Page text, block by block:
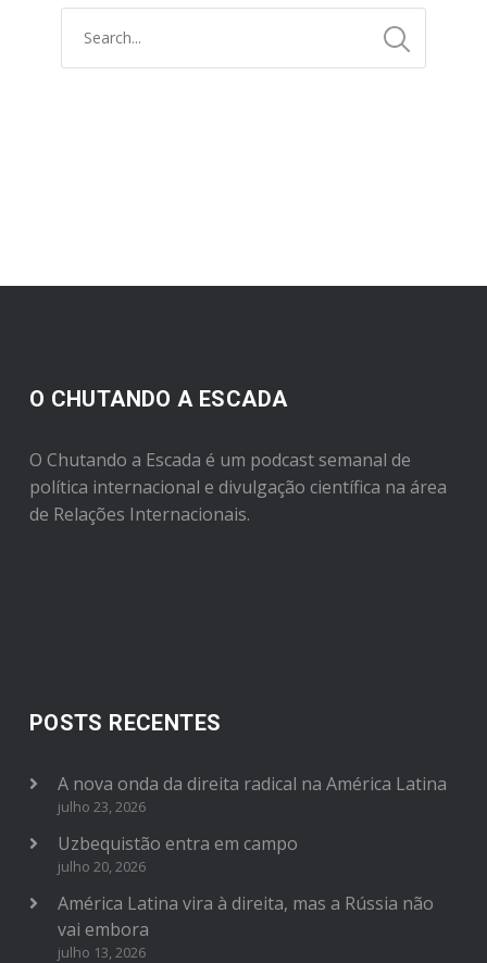
O CHUTANDO A ESCADA
O Chutando a Escada é um podcast semanal de
política internacional e divulgação científica na área
de Relações Internacionais.
POSTS RECENTES
A nova onda da direita radical na América Latina
julho 23, 2026
Uzbequistão entra em campo
julho 20, 2026
América Latina vira à direita, mas a Rússia não
vai embora
julho 13, 2026